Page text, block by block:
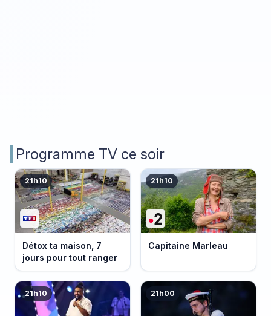
Programme TV ce soir
21h10
Détox ta maison, 7
jours pour tout ranger
21h10
Capitaine Marleau
21h10 21h00